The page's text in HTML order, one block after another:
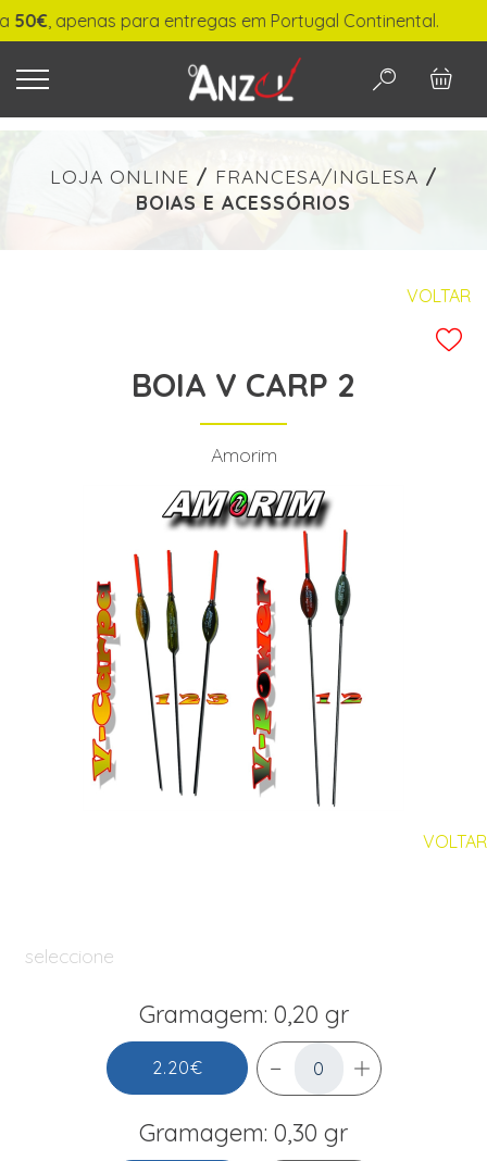
O QUE PROCURA?
-
PESQUISAR
, apenas para entregas em Portugal Continental.
LOJA ONLINE / FRANCESA/INGLESA /
BOIAS E ACESSÓRIOS
VOLTAR
BOIA V CARP 2
Amorim
VOLTAR
seleccione
Gramagem: 0,20 gr
2.20€
Gramagem: 0,30 gr